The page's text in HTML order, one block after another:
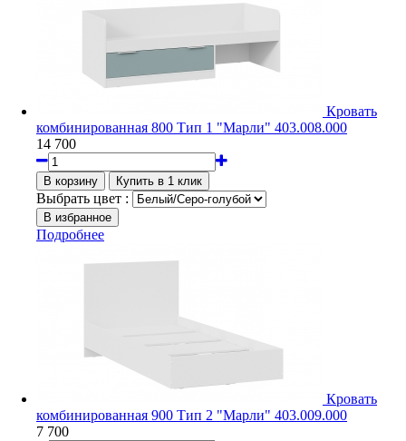
Кровать
комбинированная 800 Тип 1 "Марли" 403.008.000
14 700
Выбрать цвет :
Подробнее
Кровать
комбинированная 900 Тип 2 "Марли" 403.009.000
7 700